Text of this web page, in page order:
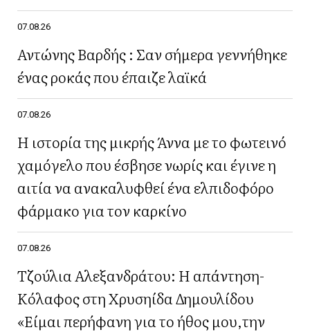
07.08.26
Αντώνης Βαρδής : Σαν σήμερα γεννήθηκε
ένας ροκάς που έπαιζε λαϊκά
07.08.26
Η ιστορία της μικρής Άννα με το φωτεινό
χαμόγελο που έσβησε νωρίς και έγινε η
αιτία να ανακαλυφθεί ένα ελπιδοφόρο
φάρμακο για τον καρκίνο
07.08.26
Τζούλια Αλεξανδράτου: Η απάντηση-
Κόλαφος στη Χρυσηίδα Δημουλίδου
«Είμαι περήφανη για το ήθος μου,την